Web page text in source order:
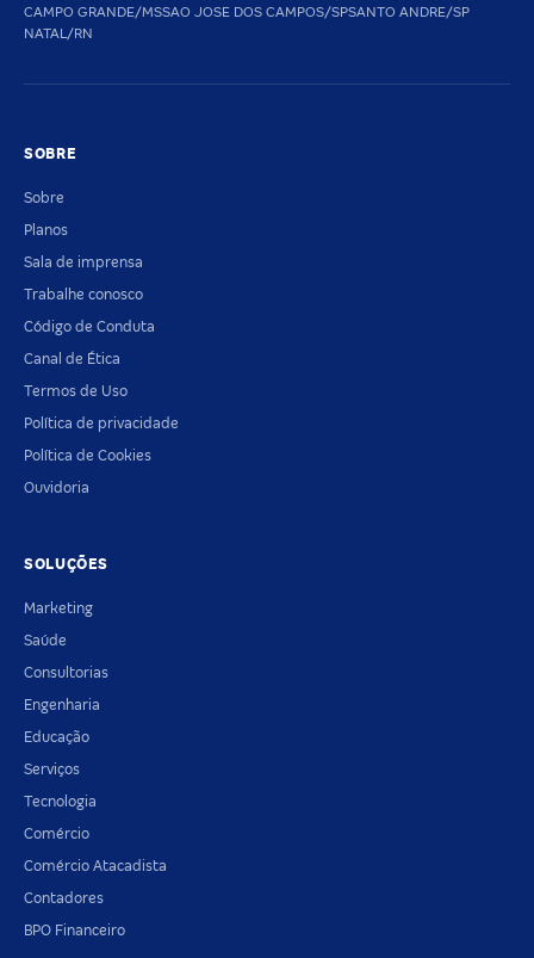
CAMPO GRANDE/MSSAO JOSE DOS CAMPOS/SPSANTO ANDRE/SP
NATAL/RN
SOBRE
Sobre
Planos
Sala de imprensa
Trabalhe conosco
Código de Conduta
Canal de Ética
Termos de Uso
Política de privacidade
Política de Cookies
Ouvidoria
SOLUÇÕES
Marketing
Saúde
Consultorias
Engenharia
Educação
Serviços
Tecnologia
Comércio
Comércio Atacadista
Contadores
BPO Financeiro